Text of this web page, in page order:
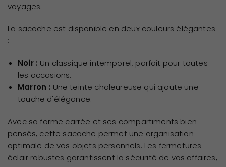
voyages.
La sacoche est disponible en deux couleurs élégantes
:
Noir : Un classique intemporel, parfait pour toutes
les occasions.
Marron : Une teinte chaleureuse qui ajoute une
touche d'élégance.
Avec sa forme carrée et ses compartiments bien
pensés, cette sacoche permet une organisation
optimale de vos objets personnels. Les fermetures
éclair robustes garantissent la sécurité de vos affaires,